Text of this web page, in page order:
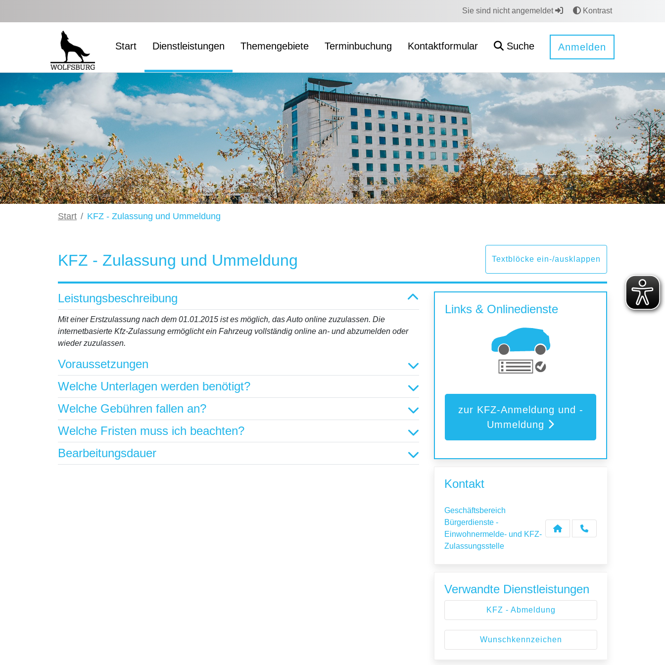
Sie sind nicht angemeldet Kontrast
Start Dienstleistungen Themengebiete Terminbuchung Kontaktformular Suche Anmelden
Start KFZ - Zulassung und Ummeldung
KFZ - Zulassung und Ummeldung Textblöcke ein-/ausklappen
Leistungsbeschreibung
Mit einer Erstzulassung nach dem 01.01.2015 ist es möglich, das Auto online zuzulassen. Die
internetbasierte Kfz-Zulassung ermöglicht ein Fahrzeug vollständig online an- und abzumelden oder
wieder zuzulassen.
Voraussetzungen
Welche Unterlagen werden benötigt?
Welche Gebühren fallen an?
Welche Fristen muss ich beachten?
Bearbeitungsdauer
Links & Onlinedienste
zur KFZ-Anmeldung und -
Ummeldung
Kontakt
Geschäftsbereich
Bürgerdienste -
Einwohnermelde- und KFZ-
Zulassungsstelle
Verwandte Dienstleistungen
KFZ - Abmeldung
Wunschkennzeichen